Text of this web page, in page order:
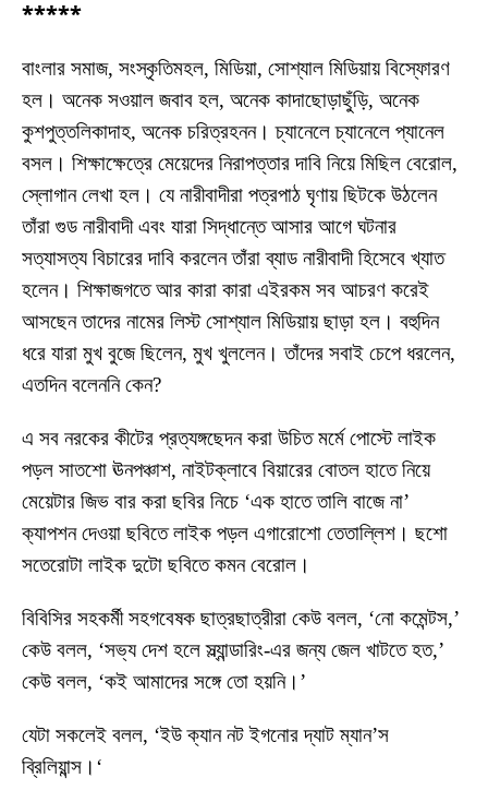
*****
বাংলার সমাজ, সংস্কৃতিমহল, মিডিয়া, সোশ্যাল মিডিয়ায় বিস্ফোরণ
হল। অনেক সওয়াল জবাব হল, অনেক কাদাছোড়াছুঁড়ি, অনেক
কুশপুত্তলিকাদাহ, অনেক চরিত্রহনন। চ্যানেলে চ্যানেলে প্যানেল
বসল। শিক্ষাক্ষেত্রে মেয়েদের নিরাপত্তার দাবি নিয়ে মিছিল বেরোল,
স্লোগান লেখা হল। যে নারীবাদীরা পত্রপাঠ ঘৃণায় ছিটকে উঠলেন
তাঁরা গুড নারীবাদী এবং যারা সিদ্ধান্তে আসার আগে ঘটনার
সত্যাসত্য বিচারের দাবি করলেন তাঁরা ব্যাড নারীবাদী হিসেবে খ্যাত
হলেন। শিক্ষাজগতে আর কারা কারা এইরকম সব আচরণ করেই
আসছেন তাদের নামের লিস্ট সোশ্যাল মিডিয়ায় ছাড়া হল। বহুদিন
ধরে যারা মুখ বুজে ছিলেন, মুখ খুললেন। তাঁদের সবাই চেপে ধরলেন,
এতদিন বলেননি কেন?
এ সব নরকের কীটের প্রত্যঙ্গছেদন করা উচিত মর্মে পোস্টে লাইক
পড়ল সাতশো ঊনপঞ্চাশ, নাইটক্লাবে বিয়ারের বোতল হাতে নিয়ে
মেয়েটার জিভ বার করা ছবির নিচে ‘এক হাতে তালি বাজে না’
ক্যাপশন দেওয়া ছবিতে লাইক পড়ল এগারোশো তেতাল্লিশ। ছশো
সতেরোটা লাইক দুটো ছবিতে কমন বেরোল।
বিবিসির সহকর্মী সহগবেষক ছাত্রছাত্রীরা কেউ বলল, ‘নো কমেন্টস,’
কেউ বলল, ‘সভ্য দেশ হলে স্ল্যান্ডারিং-এর জন্য জেল খাটতে হত,’
কেউ বলল, ‘কই আমাদের সঙ্গে তো হয়নি।’
যেটা সকলেই বলল, ‘ইউ ক্যান নট ইগনোর দ্যাট ম্যান’স
ব্রিলিয়ান্স।‘